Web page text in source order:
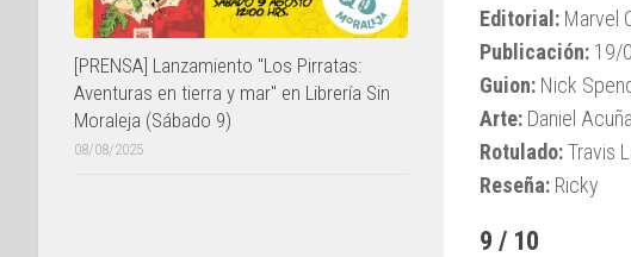
Editorial: Marvel
Publicación: 19/
Guion: Nick
Arte: Daniel
Rotulado:Travis
Reseña: Ricky
9 / 10
[PRENSA] Lanzamiento "Los Pirratas:
Aventuras en tierra y mar" en Librería Sin
Moraleja (Sábado 9)
08/08/2025